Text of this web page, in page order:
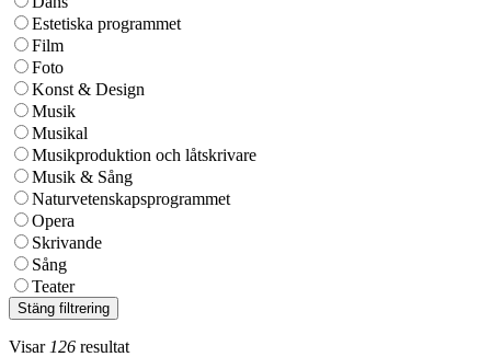
Estetiska programmet
Film
Foto
Konst & Design
Musik
Musikal
Musikproduktion och låtskrivare
Musik & Sång
Naturvetenskapsprogrammet
Opera
Skrivande
Sång
Teater
Stäng filtrering
Visar 126 resultat